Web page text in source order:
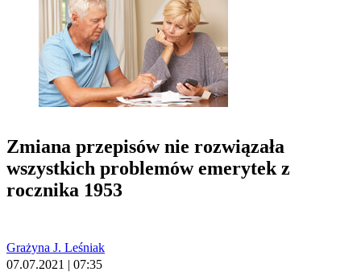
Zmiana przepisów nie rozwiązała
wszystkich problemów emerytek z
rocznika 1953
Grażyna J. Leśniak
07.07.2021 | 07:35